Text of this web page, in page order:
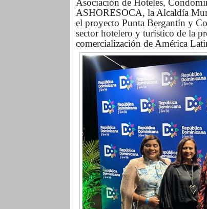
Asociación de Hoteles,
ASHORESOCA, la Alcaldía
el proyecto Punta Bergantín y
sector hotelero y turístico de la
comercialización de América